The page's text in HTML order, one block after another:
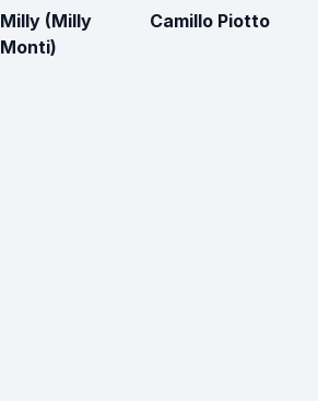
Milly (Milly
Monti)
Camillo Piotto